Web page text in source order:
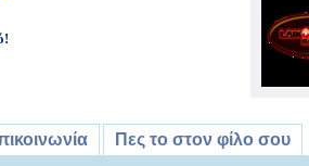
Πες το στον φίλο σου